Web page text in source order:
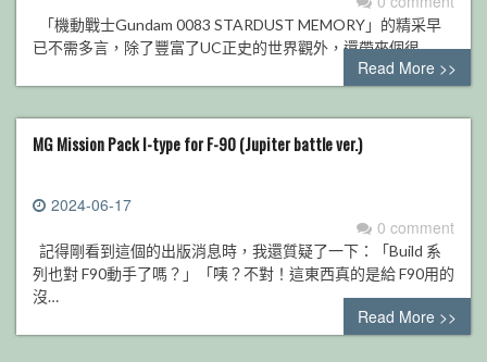
「機動戰士Gundam 0083 STARDUST MEMORY」的精采早
已不需多言，除了豐富了UC正史的世界觀外，還帶來個很…
Read More >>
MG Mission Pack I-type for F-90 (Jupiter battle ver.)
2024-06-17
0 comment
記得剛看到這個的出版消息時，我還質疑了一下：「Build 系
列也對 F90動手了嗎？」「咦？不對！這東西真的是給 F90用的
沒…
Read More >>